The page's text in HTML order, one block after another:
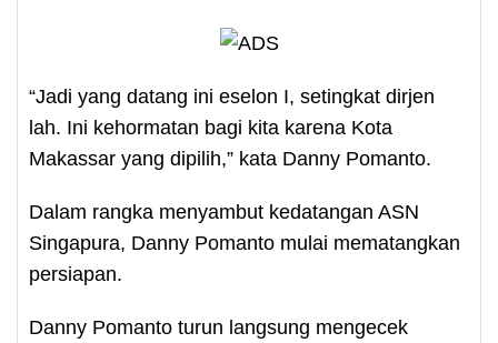
“Jadi yang datang ini eselon I, setingkat dirjen
lah. Ini kehormatan bagi kita karena Kota
Makassar yang dipilih,” kata Danny Pomanto.
Dalam rangka menyambut kedatangan ASN
Singapura, Danny Pomanto mulai mematangkan
persiapan.
Danny Pomanto turun langsung mengecek